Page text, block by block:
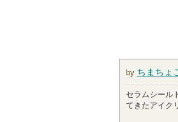
by ちまちょ
セラムシール
てきたアイク